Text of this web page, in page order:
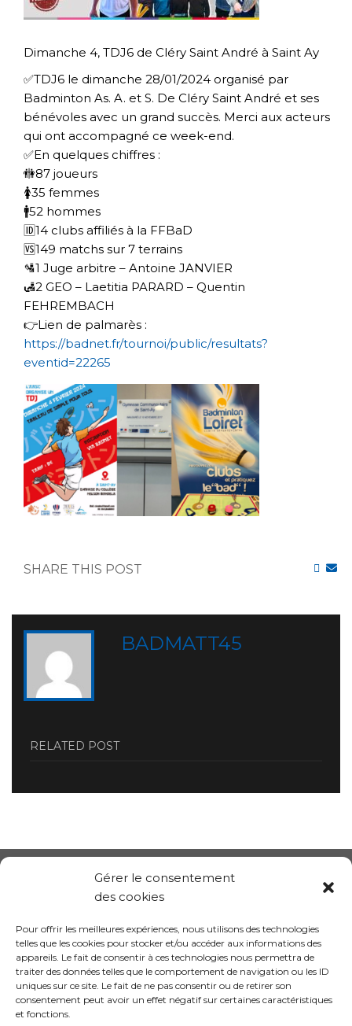
Gérer le consentement
des cookies
Pour offrir les meilleures expériences, nous utilisons des technologies
telles que les cookies pour stocker et/ou accéder aux informations des
appareils. Le fait de consentir à ces technologies nous permettra de
traiter des données telles que le comportement de navigation ou les ID
uniques sur ce site. Le fait de ne pas consentir ou de retirer son
consentement peut avoir un effet négatif sur certaines caractéristiques
et fonctions.
Dimanche 4, TDJ6 de Cléry Saint André à Saint Ay
✅TDJ6 le dimanche 28/01/2024 organisé par
Badminton As. A. et S. De Cléry Saint André et ses
bénévoles avec un grand succès. Merci aux acteurs
qui ont accompagné ce week-end.
✅En quelques chiffres :
🚻87 joueurs
🚺35 femmes
🚹52 hommes
🆔14 clubs affiliés à la FFBaD
🆚149 matchs sur 7 terrains
🛂1 Juge arbitre – Antoine JANVIER
🛃2 GEO – Laetitia PARARD – Quentin
FEHREMBACH
👉Lien de palmarès :
https://badnet.fr/tournoi/public/resultats?
eventid=22265
SHARE THIS POST
BADMATT45
RELATED POST